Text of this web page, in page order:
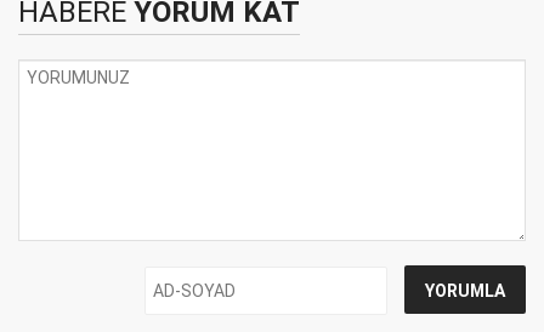
HABERE YORUM KAT